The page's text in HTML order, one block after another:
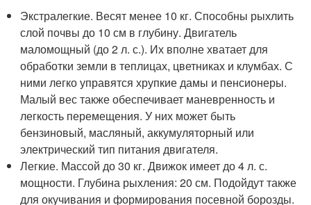
Экстралегкие. Весят менее 10 кг. Способны рыхлить
слой почвы до 10 см в глубину. Двигатель
маломощный (до 2 л. с.). Их вполне хватает для
обработки земли в теплицах, цветниках и клумбах. С
ними легко управятся хрупкие дамы и пенсионеры.
Малый вес также обеспечивает маневренность и
легкость перемещения. У них может быть
бензиновый, масляный, аккумуляторный или
электрический тип питания двигателя.
Легкие. Массой до 30 кг. Движок имеет до 4 л. с.
мощности. Глубина рыхления: 20 см. Подойдут также
для окучивания и формирования посевной борозды.